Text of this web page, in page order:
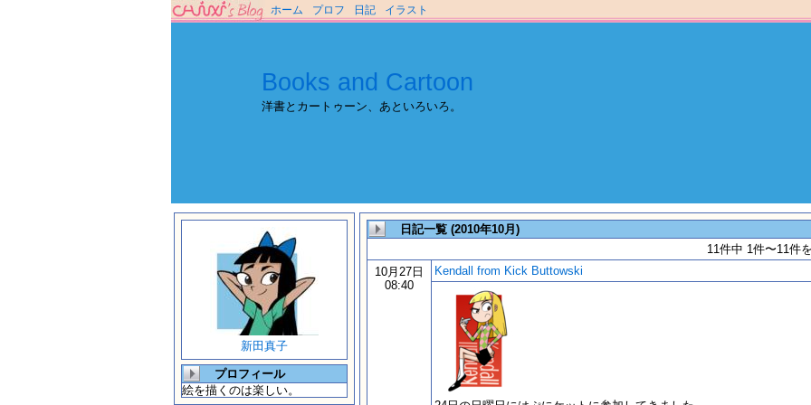
ホーム プロフ 日記 イラスト
Books and Cartoon
洋書とカートゥーン、あといろいろ。
新田真子
プロフィール
絵を描くのは楽しい。
日記一覧 (2010年10月)
11件中 1件〜11件
10月27日
08:40
Kendall from Kick Buttowski